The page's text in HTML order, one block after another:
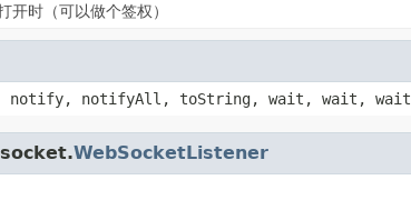
开时（可以做个签权）
notify, notifyAll, toString, wait, wait, wait
WebSocketListener